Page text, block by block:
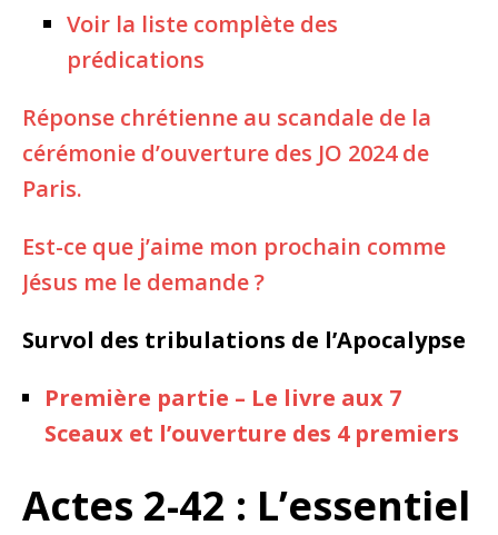
Voir la liste complète des
prédications
Réponse chrétienne au scandale de la
cérémonie d’ouverture des JO 2024 de
Paris.
Est-ce que j’aime mon prochain comme
Jésus me le demande ?
Survol des tribulations de l’Apocalypse
Première partie – Le livre aux 7
Sceaux et l’ouverture des 4 premiers
Actes 2-42 : L’essentiel